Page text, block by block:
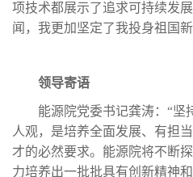
项技术都展示了追求可持续发
闻， 我更加坚定了我投身祖国
领导寄语
能源院党委书记龚涛：“坚
人观，是培养全面发展、有担
才的必然要求。能源院将不断
力培养出一批批具有创新精神